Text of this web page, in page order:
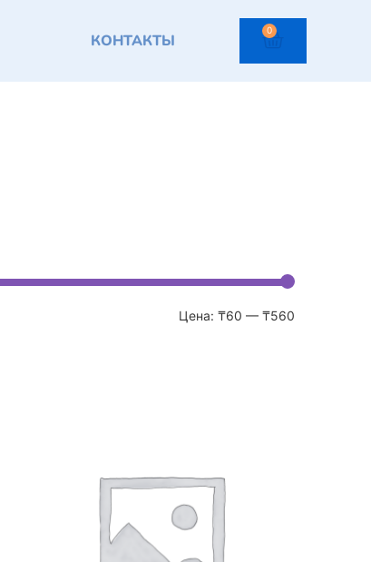
КОНТАКТЫ
0
Цена: ₸60 — ₸560